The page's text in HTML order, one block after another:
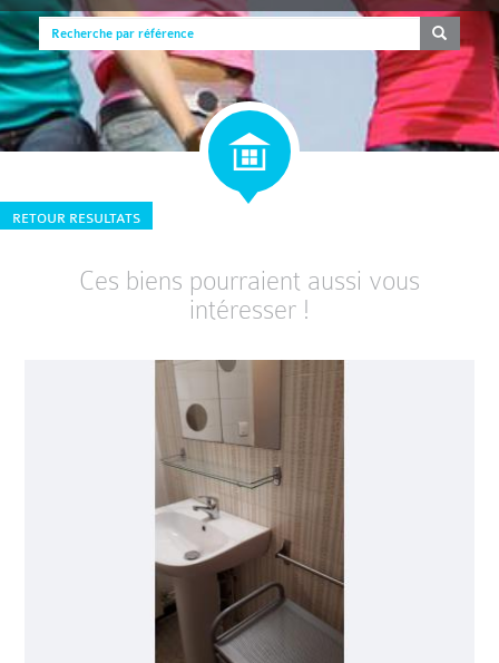
RETOUR RESULTATS
Ces biens pourraient aussi vous
intéresser !